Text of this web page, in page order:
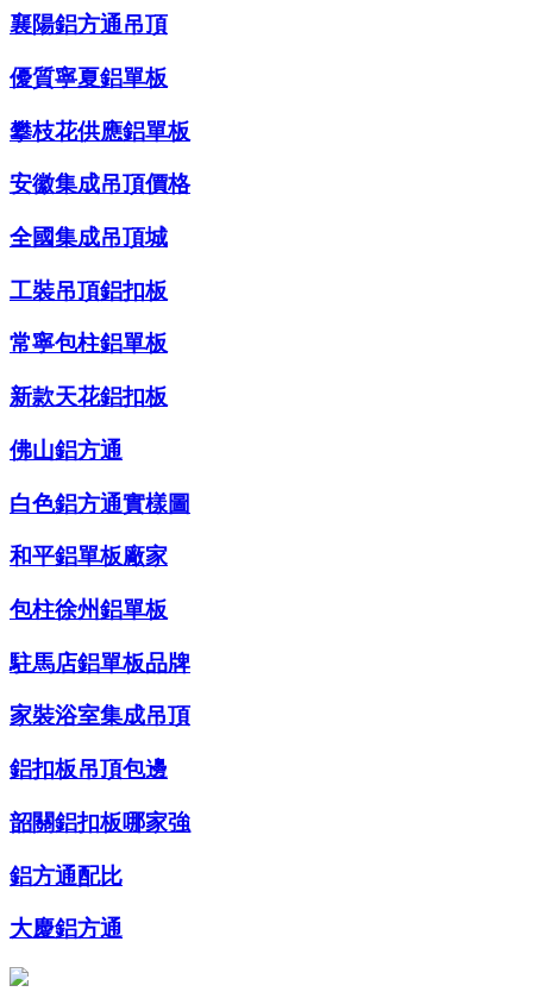
襄陽鋁方通吊頂
優質寧夏鋁單板
攀枝花供應鋁單板
安徽集成吊頂價格
全國集成吊頂城
工裝吊頂鋁扣板
常寧包柱鋁單板
新款天花鋁扣板
佛山鋁方通
白色鋁方通實樣圖
和平鋁單板廠家
包柱徐州鋁單板
駐馬店鋁單板品牌
家裝浴室集成吊頂
鋁扣板吊頂包邊
韶關鋁扣板哪家強
鋁方通配比
大慶鋁方通